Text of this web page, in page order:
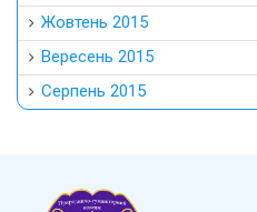
Жовтень 2015
Вересень 2015
Серпень 2015